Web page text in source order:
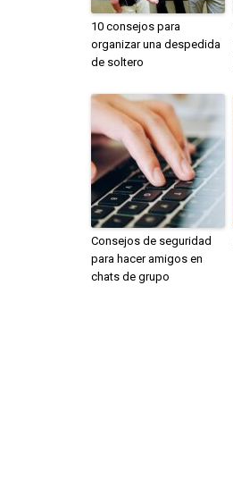
10 consejos para
organizar una despedida
de soltero
Consejos de seguridad
para hacer amigos en
chats de grupo